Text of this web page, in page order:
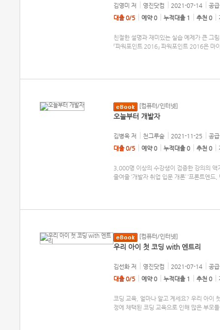
김영미 저 영진닷컴 2021-07-14
공
대출 0/5
예약 0 누적대출 1 추천 0
친절한 설명과 재미있는 실습 예제가 큰 그
『파워포인트 2016』 파워포인트 2016은 마
[컴퓨터/인터넷]
오늘부터 개발자
김병욱 저 천그루숲 2021-11-25
공
대출 0/5
예약 0 누적대출 0 추천 0
3,000명 이상의 수강생이 검증한 강의의
줄여줄 ‘개발자 취업 입문 개론’ ‘프론트엔
[컴퓨터/인터넷]
우리 아이 첫 코딩 with 엔트리
김선화 저 영진닷컴 2021-07-14
공
대출 0/5
예약 0 누적대출 1 추천 0
코딩 교육, 얼마나 알고 계세요? 우리 아이
정에 채택된 코딩 교육으로 인해 많은 부모